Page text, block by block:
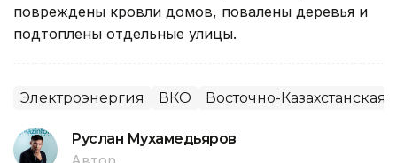
повреждены кровли домов, повалены деревья и
подтоплены отдельные улицы.
Электроэнергия ВКО Восточно-Казахстанская
Руслан Мухамедьяров